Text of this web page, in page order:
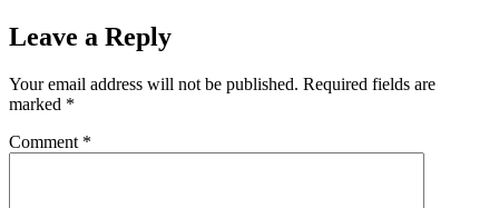
Leave a Reply
Your email address will not be published. Required fields are
marked *
Comment *